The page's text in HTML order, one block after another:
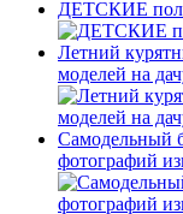
ДЕТСКИЕ
Летний
моделей на
Самодельный
фотографий